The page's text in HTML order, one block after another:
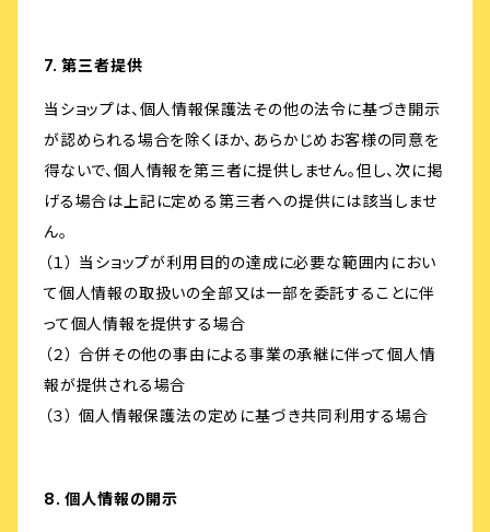
7. 第三者提供
当ショップは、個人情報保護法その他の法令に基づき開示
が認められる場合を除くほか、あらかじめお客様の同意を
得ないで、個人情報を第三者に提供しません。但し、次に掲
げる場合は上記に定める第三者への提供には該当しませ
ん。
（１） 当ショップが利用目的の達成に必要な範囲内におい
て個人情報の取扱いの全部又は一部を委託することに伴
って個人情報を提供する場合
（２） 合併その他の事由による事業の承継に伴って個人情
報が提供される場合
（３） 個人情報保護法の定めに基づき共同利用する場合
8. 個人情報の開示